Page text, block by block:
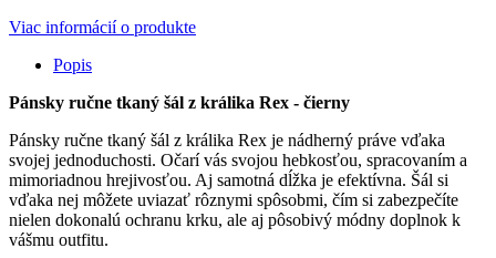
Viac informácií o produkte
Popis
Pánsky ručne tkaný šál z králika Rex - čierny
Pánsky ručne tkaný šál z králika Rex je nádherný práve vďaka
svojej jednoduchosti. Očarí vás svojou hebkosťou, spracovaním a
mimoriadnou hrejivosťou. Aj samotná dĺžka je efektívna. Šál si
vďaka nej môžete uviazať rôznymi spôsobmi, čím si zabezpečíte
nielen dokonalú ochranu krku, ale aj pôsobivý módny doplnok k
vášmu outfitu.